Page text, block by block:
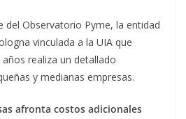
del Observatorio Pyme, la entidad
vinculada a la UIA que
realiza un detallado
y medianas empresas.
afronta costos adicionales